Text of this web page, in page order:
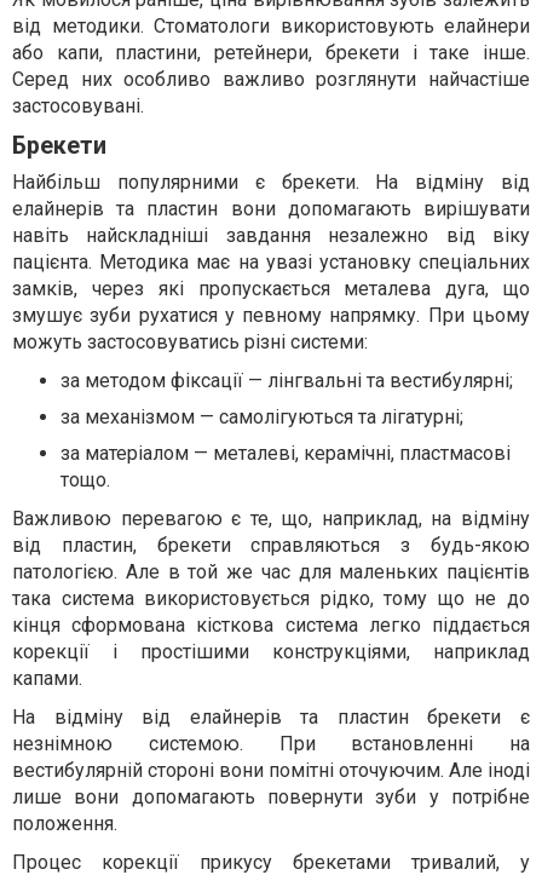
від методики. Стоматологи використовують елайнери
або капи, пластини, ретейнери, брекети і таке інше.
Серед них особливо важливо розглянути найчастіше
застосовувані.
Брекети
Найбільш популярними є брекети. На відміну від
елайнерів та пластин вони допомагають вирішувати
навіть найскладніші завдання незалежно від віку
пацієнта. Методика має на увазі установку спеціальних
замків, через які пропускається металева дуга, що
змушує зуби рухатися у певному напрямку. При цьому
можуть застосовуватись різні системи:
за методом фіксації — лінгвальні та вестибулярні;
за механізмом — самолігуються та лігатурні;
за матеріалом — металеві, керамічні, пластмасові
тощо.
Важливою перевагою є те, що, наприклад, на відміну
від пластин, брекети справляються з будь-якою
патологією. Але в той же час для маленьких пацієнтів
така система використовується рідко, тому що не до
кінця сформована кісткова система легко піддається
корекції і простішими конструкціями, наприклад
капами.
На відміну від елайнерів та пластин брекети є
незнімною системою. При встановленні на
вестибулярній стороні вони помітні оточуючим. Але іноді
лише вони допомагають повернути зуби у потрібне
положення.
Процес корекції прикусу брекетами тривалий, у